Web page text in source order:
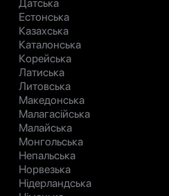
Датська
Естонська
Казахська
Каталонська
Корейська
Латиська
Литовська
Македонська
Малагасійська
Малайська
Монгольська
Непальська
Норвезька
Нідерландська